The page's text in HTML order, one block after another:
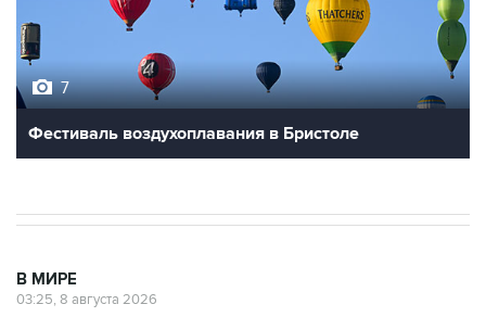
7
Фестиваль воздухоплавания в Бристоле
В МИРЕ
03:25, 8 августа 2026